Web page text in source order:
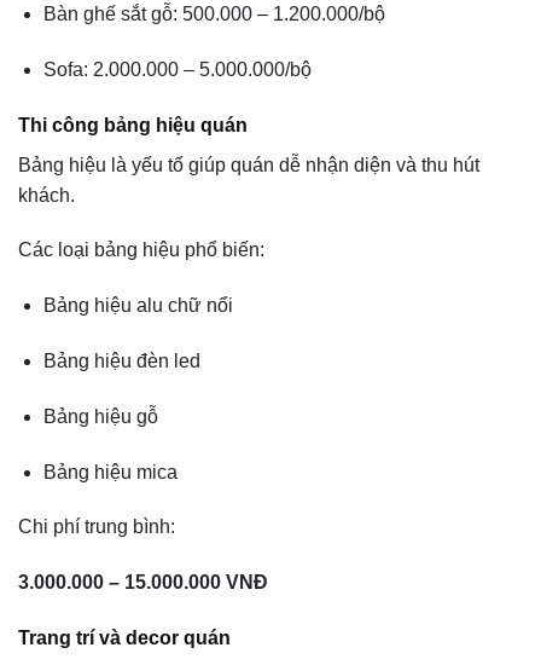
Bàn ghế sắt gỗ: 500.000 – 1.200.000/bộ
Sofa: 2.000.000 – 5.000.000/bộ
Thi công bảng hiệu quán
Bảng hiệu là yếu tố giúp quán dễ nhận diện và thu hút
khách.
Các loại bảng hiệu phổ biến:
Bảng hiệu alu chữ nổi
Bảng hiệu đèn led
Bảng hiệu gỗ
Bảng hiệu mica
Chi phí trung bình:
3.000.000 – 15.000.000 VNĐ
Trang trí và decor quán